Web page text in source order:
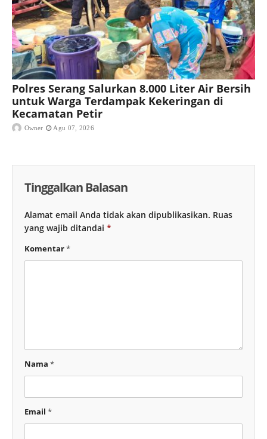
Polres Serang Salurkan 8.000 Liter Air Bersih
untuk Warga Terdampak Kekeringan di
Kecamatan Petir
Owner Agu 07, 2026
Tinggalkan Balasan
Alamat email Anda tidak akan dipublikasikan. Ruas
yang wajib ditandai *
Komentar*
Nama *
Email *